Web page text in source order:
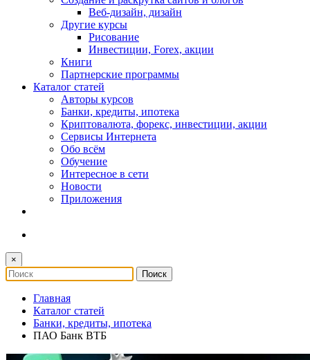
Веб-дизайн, дизайн
Другие курсы
Рисование
Инвестиции, Forex, акции
Книги
Партнерские программы
Каталог статей
Авторы курсов
Банки, кредиты, ипотека
Криптовалюта, форекс, инвестиции, акции
Сервисы Интернета
Обо всём
Обучение
Интересное в сети
Новости
Приложения
×
Главная
Каталог статей
Банки, кредиты, ипотека
ПАО Банк ВТБ